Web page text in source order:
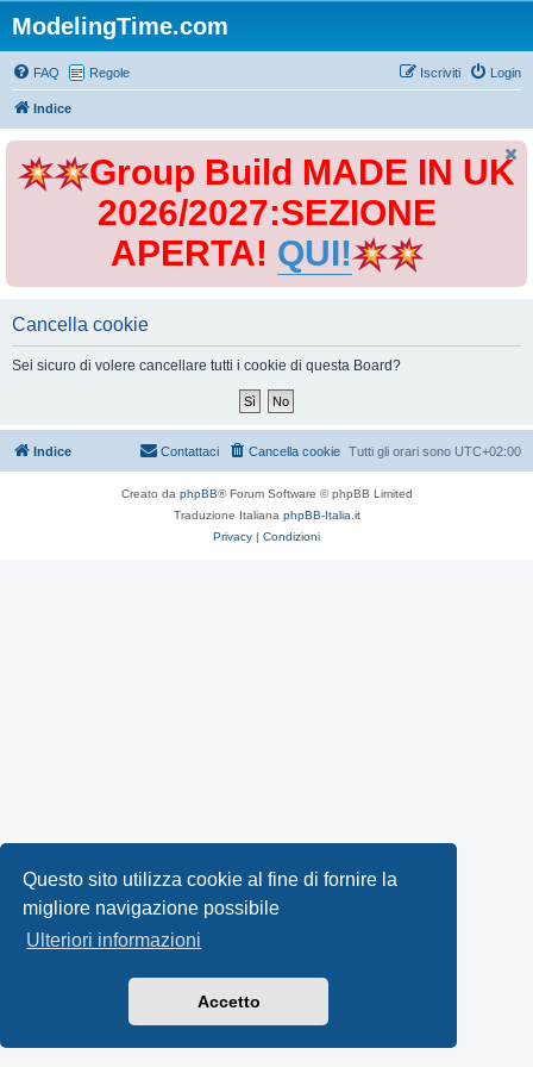
Questo sito utilizza cookie al fine di fornire la
migliore navigazione possibile
Ulteriori informazioni
Accetto
ModelingTime.com
FAQ Regole Login
Iscriviti
Indice
Group Build MADE IN UK
2026/2027:SEZIONE
APERTA! QUI!
Cancella cookie
Sei sicuro di volere cancellare tutti i cookie di questa Board?
Indice Tutti gli orari sono UTC+02:00
Cancella cookie
Contattaci
Creato da phpBB® Forum Software © phpBB Limited
Traduzione Italiana phpBB-Italia.it
Privacy | Condizioni